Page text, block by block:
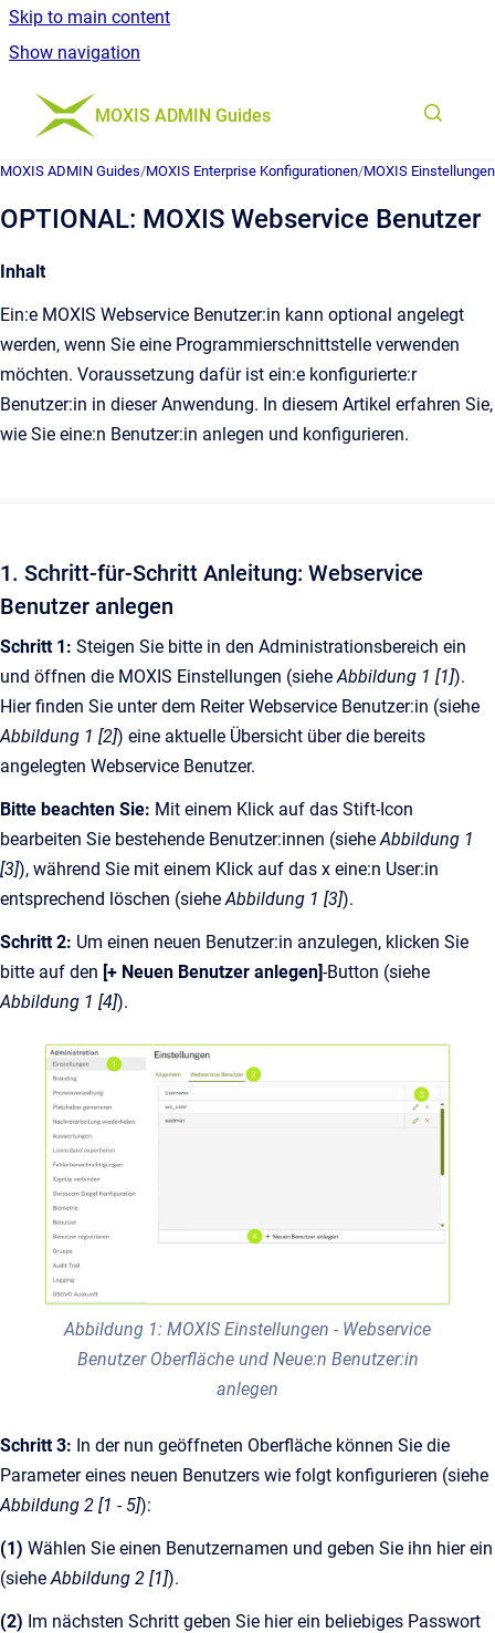
Skip to main content
Show navigation
Go to homepage
MOXIS ADMIN Guides
MOXIS ADMIN Guides/MOXIS Enterprise Konfigurationen/MOXIS Einstellungen
OPTIONAL: MOXIS Webservice Benutzer
Inhalt
Ein:e MOXIS Webservice Benutzer:in kann optional angelegt
werden, wenn Sie eine Programmierschnittstelle verwenden
möchten. Voraussetzung dafür ist ein:e konfigurierte:r
Benutzer:in in dieser Anwendung. In diesem Artikel erfahren Sie,
wie Sie eine:n Benutzer:in anlegen und konfigurieren.
1. Schritt-für-Schritt Anleitung: Webservice
Benutzer anlegen
Schritt 1: Steigen Sie bitte in den Administrationsbereich ein
und öffnen die MOXIS Einstellungen (sieheAbbildung 1 [1]).
Hier finden Sie unter dem Reiter Webservice Benutzer:in (siehe
Abbildung 1 [2]) eine aktuelle Übersicht über die bereits
angelegten Webservice Benutzer.
Bitte beachten Sie: Mit einem Klick auf das Stift-Icon
bearbeiten Sie bestehende Benutzer:innen (sieheAbbildung 1
[3]), während Sie mit einem Klick auf das x eine:n User:in
entsprechend löschen (sieheAbbildung 1 [3]).
Schritt 2: Um einen neuen Benutzer:in anzulegen, klicken Sie
bitte auf den [+ Neuen Benutzer anlegen]-Button (siehe
Abbildung 1 [4]).
Abbildung 1: MOXIS Einstellungen - Webservice
Benutzer Oberfläche und Neue:n Benutzer:in
anlegen
Schritt 3: In der nun geöffneten Oberfläche können Sie die
Parameter eines neuen Benutzers wie folgt konfigurieren (siehe
Abbildung 2 [1 - 5]):
(1) Wählen Sie einen Benutzernamen und geben Sie ihn hier ein
(sieheAbbildung 2 [1]).
(2) Im nächsten Schritt geben Sie hier ein beliebiges Passwort